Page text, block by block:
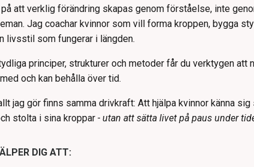
att verklig förändring skapas genom förståelse, inte
Jag coachar kvinnor som vill forma kroppen, bygga
livsstil som fungerar i längden.
principer, strukturer och metoder får du verktygen att
och kan behålla över tid.
jag gör finns samma drivkraft: Att hjälpa kvinnor känna sig
stolta i sina kroppar- utan att sätta livet på paus under
DIG ATT: